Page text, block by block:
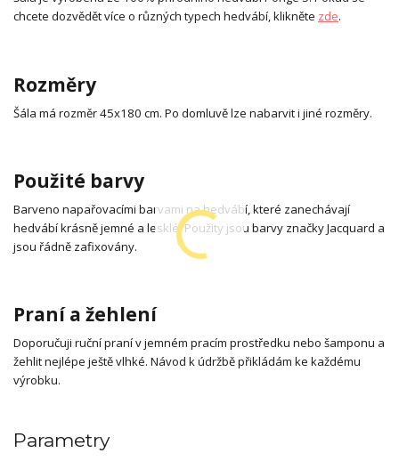
chcete dozvědět více o různých typech hedvábí, klikněte zde.
Rozměry
Šála má rozměr 45x180 cm. Po domluvě lze nabarvit i jiné rozměry.
Použité barvy
Barveno napařovacími barvami na hedvábí, které zanechávají
hedvábí krásně jemné a lesklé. Použity jsou barvy značky Jacquard a
jsou řádně zafixovány.
Praní a žehlení
Doporučuji ruční praní v jemném pracím prostředku nebo šamponu a
žehlit nejlépe ještě vlhké. Návod k údržbě přikládám ke každému
výrobku.
Parametry